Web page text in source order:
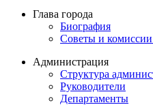
Глава города
Биография
Советы и комиссии
Администрация
Структура
Руководители
Департаменты